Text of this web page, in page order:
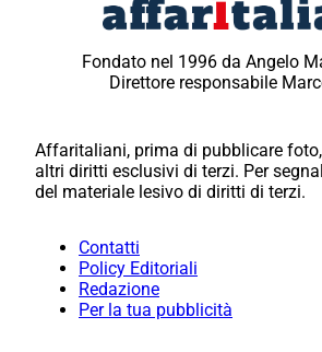
Fondato nel 1996 da Angelo
Direttore responsabile
Affaritaliani, prima di pubblicare
altri diritti esclusivi di terzi. Per
del materiale lesivo di diritti di terzi.
Contatti
Policy Editoriali
Redazione
Per la tua pubblicità